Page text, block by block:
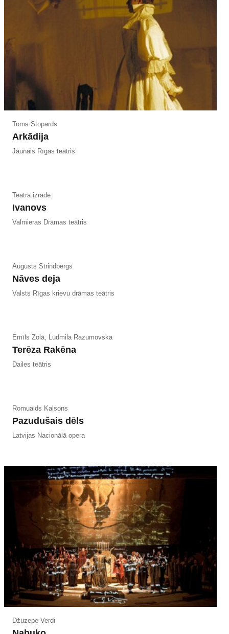
Toms Stopards
Arkādija
Jaunais Rīgas teātris
Teātra izrāde
Ivanovs
Valmieras Drāmas teātris
Augusts Strindbergs
Nāves deja
Valsts Rīgas krievu drāmas teātris
Emīls Zolā, Ludmila Razumovska
Terēza Rakēna
Dailes teātris
Romualds Kalsons
Pazudušais dēls
Latvijas Nacionālā opera
Džuzepe Verdi